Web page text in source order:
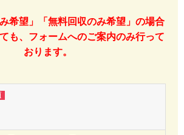
希望」「無料回収のみ希望」の場合
も、フォームへのご案内のみ行って
おります。